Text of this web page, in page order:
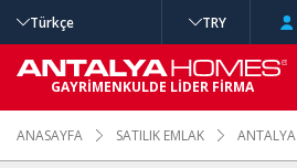
ANASAYFA SATILIK EMLAK ANTALYA
Türkçe TRY
GAYRİMENKULDE LİDER FİRMA
GELİŞMİŞ
ARAMA